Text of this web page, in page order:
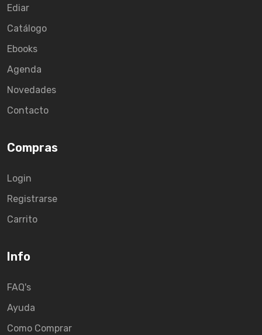
Ediar
Catálogo
Ebooks
Agenda
Novedades
Contacto
Compras
Login
Registrarse
Carrito
Info
FAQ's
Ayuda
Como Comprar